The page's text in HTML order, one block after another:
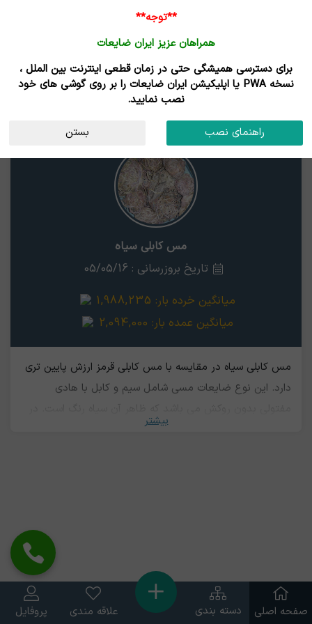
قیمت روز خریداران فروشندگان
نتایج جستجوی قیمت
اردبیل
مس کابلی سیاه
تاریخ بروزرسانی : 05/05/16
میانگین خرده بار: 1,988,235
میانگین عمده بار: 2,094,000
مس کابلی سیاه در مقایسه با مس کابلی قرمز ارزش پایین تری
دارد. این نوع ضایعات مسی شامل سیم و کابل با هادی
واقع مس کابلی قرمز بعد از اینکه مستعمل می گردد و یا به
بیشتر
**توجه**
همراهان عزیز ایران ضایعات
برای دسترسی همیشگی حتی در زمان قطعی اینترنت بین الملل ،
نسخه PWA یا اپلیکیشن ایران ضایعات را بر روی گوشی های خود
نصب نمایید.
راهنمای نصب بستن
صفحه اصلی دسته بندی علاقه مندی پروفایل